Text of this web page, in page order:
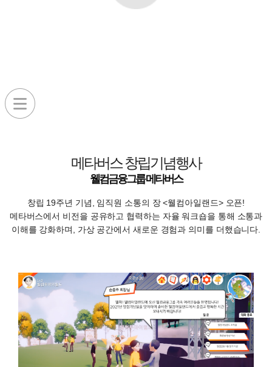
메타버스 창립기념행사
웰컴금융그룹 메타버스
창립 19주년 기념, 임직원 소통의 장 <웰컴아일랜드> 오픈!
메타버스에서 비전을 공유하고 협력하는 자율 워크숍을 통해 소통과
이해를 강화하며, 가상 공간에서 새로운 경험과 의미를 더했습니다.